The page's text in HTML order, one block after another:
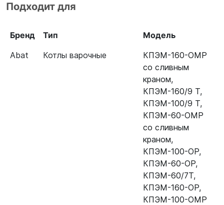
Подходит для
Бренд Тип
Модель
Abat
Котлы варочные
КПЭМ-160-ОМР
со сливным
краном,
КПЭМ-160/9 Т,
КПЭМ-100/9 Т,
КПЭМ-60-ОМР
со сливным
краном,
КПЭМ-100-ОР,
КПЭМ-60-ОР,
КПЭМ-60/7T,
КПЭМ-160-ОР,
КПЭМ-100-ОМР